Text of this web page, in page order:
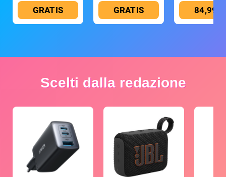
GRATIS GRATIS 84,99 €
Scelti dalla redazione